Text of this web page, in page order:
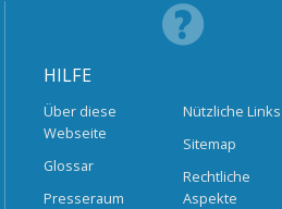
HILFE
Über diese
Webseite
Glossar
Presseraum
Nützliche Links
Sitemap
Rechtliche
Aspekte